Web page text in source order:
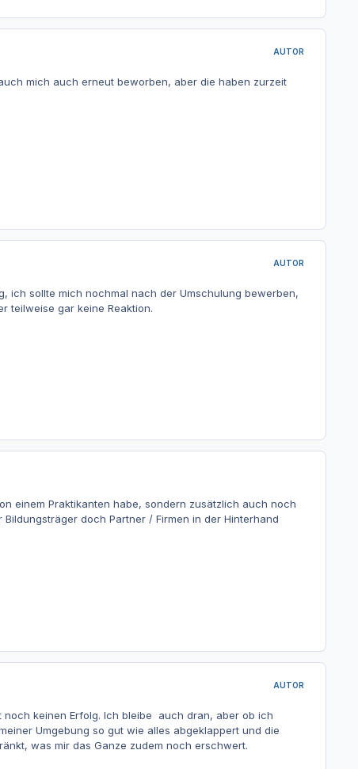
AUTOR
mich auch erneut beworben, aber die haben zurzeit
AUTOR
ich sollte mich nochmal nach der Umschulung bewerben,
teilweise gar keine Reaktion.
einem Praktikanten habe, sondern zusätzlich auch noch
doch Partner / Firmen in der Hinterhand
AUTOR
keinen Erfolg. Ich bleibe auch dran, aber ob ich
Umgebung so gut wie alles abgeklappert und die
was mir das Ganze zudem noch erschwert.